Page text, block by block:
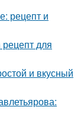
рецепт и
для
и вкусный